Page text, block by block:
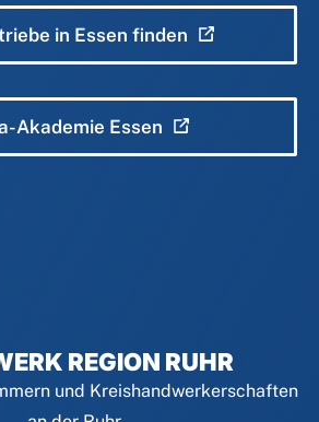
in Essen finden
Akademie Essen
REGION RUHR
und Kreishandwerkerschaften